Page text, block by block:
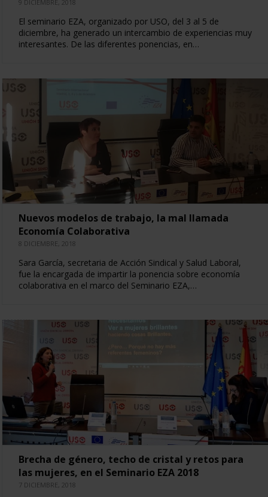
9 DICIEMBRE, 2018
El seminario EZA, organizado por USO, del 3 al 5 de
diciembre, ha generado un intercambio de experiencias muy
interesantes. De las diferentes ponencias, en…
Nuevos modelos de trabajo, la mal llamada
Economía Colaborativa
8 DICIEMBRE, 2018
Sara García, secretaria de Acción Sindical y Salud Laboral,
fue la encargada de impartir la ponencia sobre economía
colaborativa en el marco del Seminario EZA,…
Brecha de género, techo de cristal y retos para
las mujeres, en el Seminario EZA 2018
7 DICIEMBRE, 2018